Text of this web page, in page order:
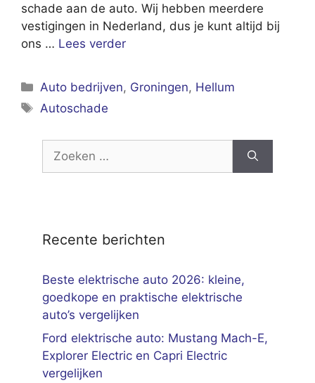
schade aan de auto. Wij hebben meerdere
vestigingen in Nederland, dus je kunt altijd bij
ons … Lees verder
Categorieën
Auto bedrijven, Groningen, Hellum
Tags
Autoschade
naar:
Recente berichten
Beste elektrische auto 2026: kleine,
goedkope en praktische elektrische
auto’s vergelijken
Ford elektrische auto: Mustang Mach-E,
Explorer Electric en Capri Electric
vergelijken